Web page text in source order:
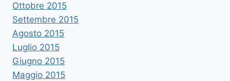
Ottobre 2015
Settembre 2015
Agosto 2015
Luglio 2015
Giugno 2015
Maggio 2015